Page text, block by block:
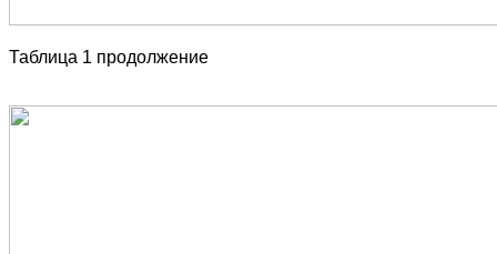
Таблица 1 продолжение